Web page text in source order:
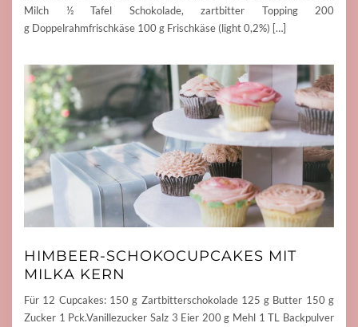
Milch ½ Tafel Schokolade, zartbitter Topping 200
g Doppelrahmfrischkäse 100 g Frischkäse (light 0,2%) […]
HIMBEER-SCHOKOCUPCAKES MIT
MILKA KERN
Für 12 Cupcakes: 150 g Zartbitterschokolade 125 g Butter 150 g
Zucker 1 Pck.Vanillezucker Salz 3 Eier 200 g Mehl 1 TL Backpulver